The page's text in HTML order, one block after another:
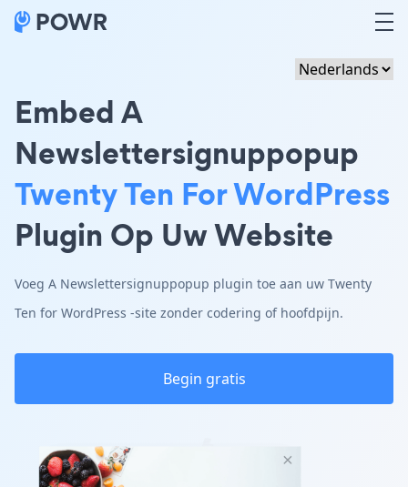
Embed A
Newslettersignuppopup
Twenty Ten For WordPress
Plugin Op Uw Website
Voeg A Newslettersignuppopup plugin toe aan uw Twenty
Ten for WordPress -site zonder codering of hoofdpijn.
Begin gratis